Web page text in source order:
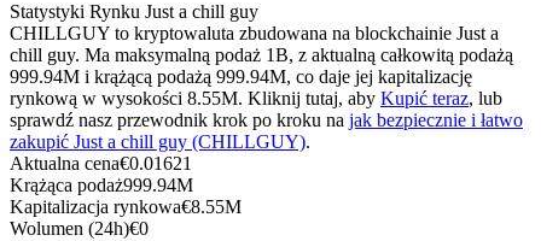
Kopiowanie Transakcji
Statystyki Rynku Just a chill guy
CHILLGUY to kryptowaluta zbudowana na blockchainie Just a
chill guy. Ma maksymalną podaż 1B, z aktualną całkowitą podażą
999.94M i krążącą podażą 999.94M, co daje jej kapitalizację
rynkową w wysokości 8.55M. Kliknij tutaj, aby Kupić teraz, lub
sprawdź nasz przewodnik krok po kroku na jak bezpiecznie i łatwo
zakupić Just a chill guy (CHILLGUY).
Aktualna cena€0.01621
Krążąca podaż999.94M
Kapitalizacja rynkowa€8.55M
Wolumen (24h)€0